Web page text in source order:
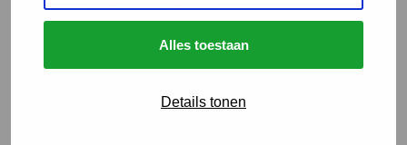
Alles toestaan
Details tonen
Claimbeoordeling (20)
Arbeidsongeschiktheidsverzekering (14)
Loonwaarde (8)